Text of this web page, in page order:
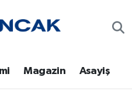
Magazin Asayiş
ve Fikstür